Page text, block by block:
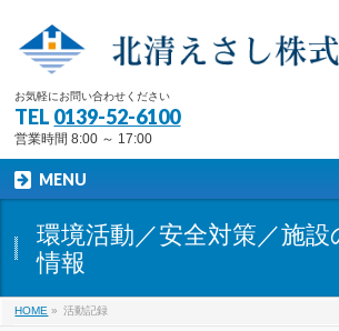
お気軽にお問い合わせください
TEL 0139-52-6100
営業時間 8:00 ～ 17:00
MENU
環境活動／安全対策／施設
情報
HOME » 活動記録